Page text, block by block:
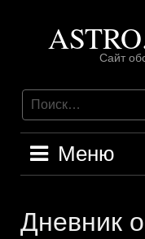
содержимому
Сайт
Меню
Дневник